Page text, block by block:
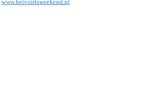
www.helvoirtsweekend.nl